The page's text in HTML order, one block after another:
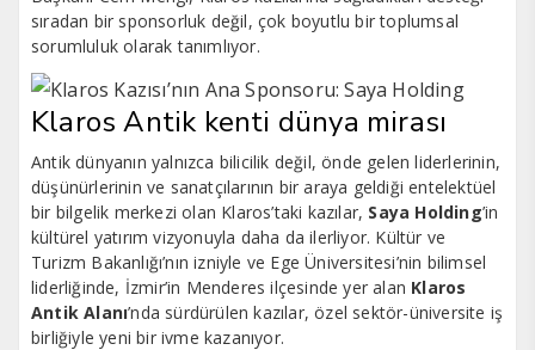
sıradan bir sponsorluk değil, çok boyutlu bir toplumsal
sorumluluk olarak tanımlıyor.
Klaros Antik kenti dünya mirası
Antik dünyanın yalnızca bilicilik değil, önde gelen liderlerinin,
düşünürlerinin ve sanatçılarının bir araya geldiği entelektüel
bir bilgelik merkezi olan Klaros’taki kazılar, Saya Holding’in
kültürel yatırım vizyonuyla daha da ilerliyor. Kültür ve
Turizm Bakanlığı’nın izniyle ve Ege Üniversitesi’nin bilimsel
liderliğinde, İzmir’in Menderes ilçesinde yer alan Klaros
Antik Alanı’nda sürdürülen kazılar, özel sektör-üniversite iş
birliğiyle yeni bir ivme kazanıyor.